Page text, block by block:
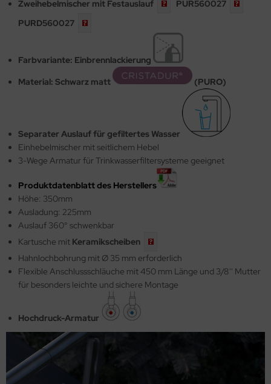
Zweihebelmischer mit Festauslauf
PUR560027
PURD560027
Farbvariante: Einbrennlackierung
Material: Schwarz matt
(PURO)
Separater Auslauf für gefiltertes Wasser
Einhebelmischer mit seitlichem Hebel
3-Wege Armatur für Trinkwasserfiltersysteme geeignet
Produktdatenblatt des Herstellers
Höhe: 350mm
Ausladung: 225mm
Auslauf 360° schwenkbar
Kartusche mit Keramikscheiben
Hahnlochbohrung mit Ø 35 mm erforderlich
Flexible Anschlussschläuche mit 450 mm Länge und 3/8'' Mutter
für besonders leichte und sichere Montage
Hochdruck-Armatur